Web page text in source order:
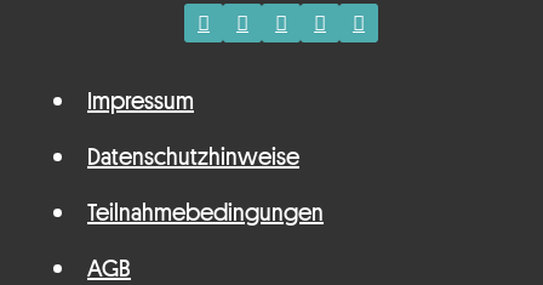
Impressum
Datenschutzhinweise
Teilnahmebedingungen
AGB